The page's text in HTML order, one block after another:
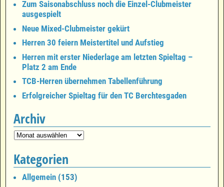
Zum Saisonabschluss noch die Einzel-Clubmeister
ausgespielt
Neue Mixed-Clubmeister gekürt
Herren 30 feiern Meistertitel und Aufstieg
Herren mit erster Niederlage am letzten Spieltag –
Platz 2 am Ende
TCB-Herren übernehmen Tabellenführung
Erfolgreicher Spieltag für den TC Berchtesgaden
Archiv
Kategorien
Allgemein (153)